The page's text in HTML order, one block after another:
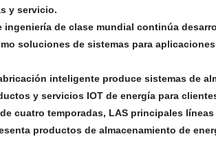
y servicio.
ingeniería de clase mundial continúa
soluciones de sistemas para
inteligente produce sistemas de
y servicios IOT de energía para
cuatro temporadas, LAS principales
productos de almacenamiento de